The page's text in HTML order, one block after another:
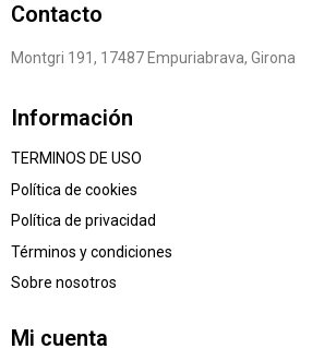
Contacto
Montgri 191, 17487 Empuriabrava, Girona
Información
TERMINOS DE USO
Política de cookies
Política de privacidad
Términos y condiciones
Sobre nosotros
Mi cuenta